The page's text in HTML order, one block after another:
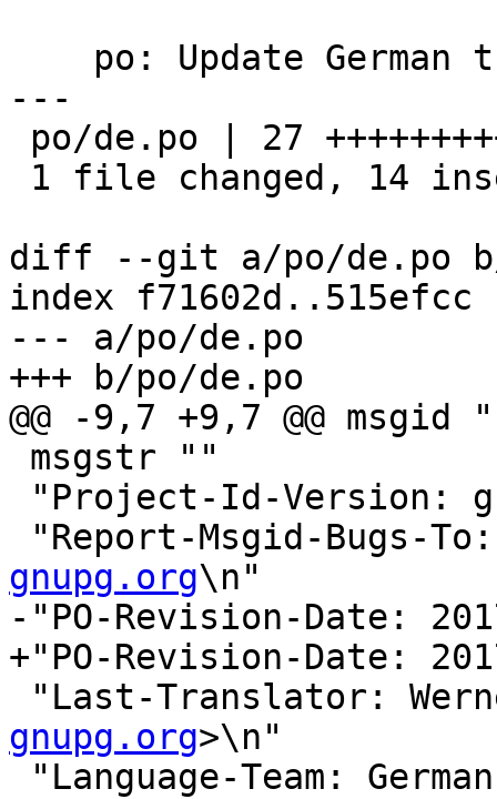
---
diff --git a/po/de.po
index f71602d..515efcc
--- a/po/de.po
+++ b/po/de.po
@@ -9,7 +9,7 @@ msgid
"Report-Msgid-Bugs-
gnupg.org\n"
-"PO-Revision-Date:
+"PO-Revision-Date:
"Last-Translator:
gnupg.org>\n"
"Language-Team: